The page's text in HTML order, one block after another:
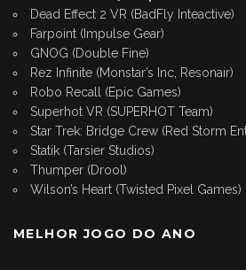
Dead Effect 2 VR (BadFly Inteactive)
Farpoint (Impulse Gear)
GNOG (Double Fine)
Rez Infinite (Monstar’s Inc, Resonair)
Robo Recall (Epic Games)
Superhot VR (SUPERHOT Team)
Star Trek: Bridge Crew (Red Storm
Statik (Tarsier Studios)
Thumper (Drool)
Wilson’s Heart (Twisted Pixel Games)
MELHOR JOGO DO ANO